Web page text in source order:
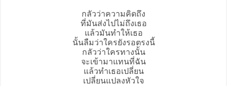
กลัวว่าความคิดถึง
ที่มันส่งไปไม่ถึงเธอ
แล้วมันทำให้เธอ
นั้นลืมว่าใครยังรอตรงนี้
กลัวว่าใครทางนั้น
จะเข้ามาแทนที่ฉัน
แล้วทำเธอเปลี่ยน
เปลี่ยนแปลงหัวใจ